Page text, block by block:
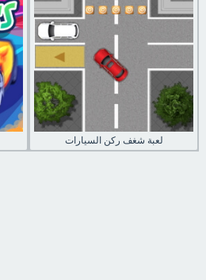
لعبة شغف ركن السيارات